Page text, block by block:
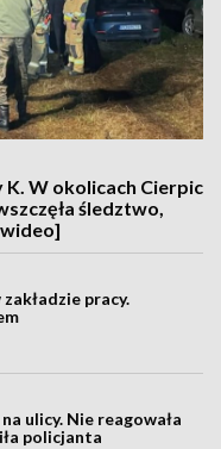
W okolicach Cierpic
śledztwo,
pracy.
ulicy. Nie reagowała
policjanta